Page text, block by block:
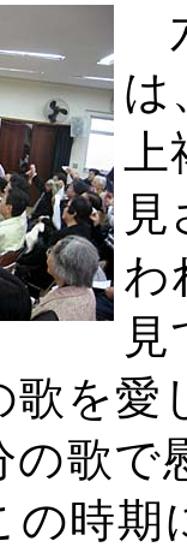
は
わ
歌を
の歌で
の時期